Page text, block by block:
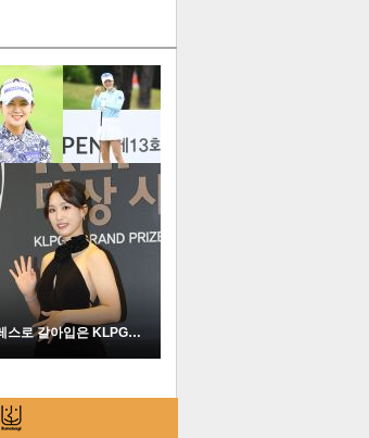
포토
드레스로 갈아입은 KLPGA …